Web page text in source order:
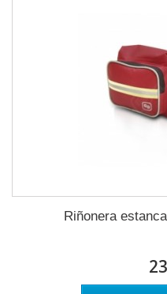
Riñonera